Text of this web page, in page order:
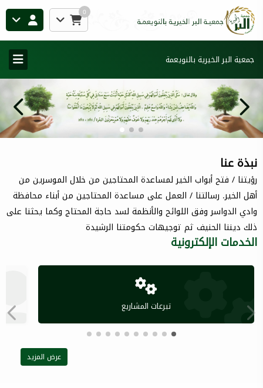
0
جمعية البر الخيرية بالنويعمة
نبذة عنا
رؤيتنا / فتح أبواب الخير لمساعدة المحتاجين من خلال الموسرين من
أهل الخير. رسالتنا / العمل على مساعدة المحتاجين من أبناء محافظة
وادي الدواسر وفق اللوائح والأنظمة لسد حاجة المحتاج وكما يحثنا على
ذلك ديننا الحنيف ثم توجيهات حكومتنا الرشيدة
الخدمات الإلكترونية
تبرعات المشاريع
عرض المزيد